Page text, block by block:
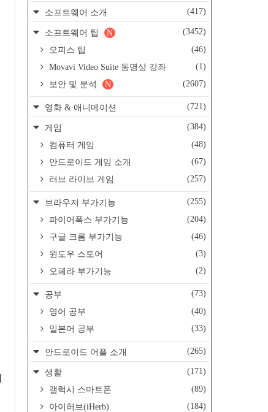
소프트웨어 소개 (417)
소프트웨어 팁 (3452)
N
오피스 팁
(46)
Movavi Video Suite 동영상 강좌
(1)
보안 및 분석
(2607)
N
영화 & 애니메이션 (721)
게임
(384)
컴퓨터 게임
(48)
안드로이드 게임 소개
(67)
러브 라이브 게임
(257)
브라우저 부가기능
(255)
파이어폭스 부가기능
(204)
구글 크롬 부가기능
(46)
윈도우 스토어
(3)
오페라 부가기능
(2)
공부
(73)
영어 공부
(40)
일본어 공부
(33)
안드로이드 어플 소개 (265)
생활
(171)
갤럭시 스마트폰
(89)
아이허브(iHerb)
(184)